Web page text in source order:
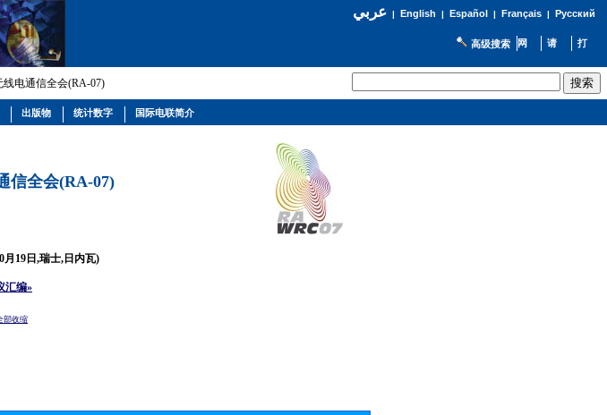
عربي| English | Español | Français| Русский
高级搜索
线电通信全会(RA-07)
信全会(RA-07)
月19日,瑞士,日内瓦)
汇编»
部收缩
出版物 统计数字 国际电联简介